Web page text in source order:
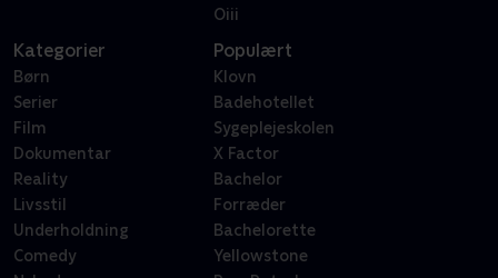
Oiii
Kategorier
Børn
Serier
Film
Dokumentar
Reality
Livsstil
Underholdning
Comedy
Populært
Klovn
Badehotellet
Sygeplejeskolen
X Factor
Bachelor
Forræder
Bachelorette
Yellowstone